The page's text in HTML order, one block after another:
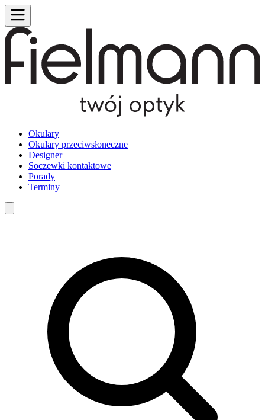
Okulary
Okulary przeciwsłoneczne
Designer
Soczewki kontaktowe
Porady
Terminy